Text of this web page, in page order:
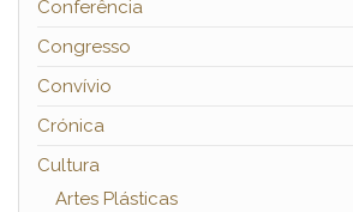
Conferência
Congresso
Convívio
Crónica
Cultura
Artes Plásticas